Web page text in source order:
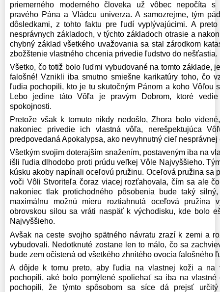
priemerného moderného človeka už vôbec nepočíta s
pravého Pána a Vládcu univerza. A samozrejme, tým
dôsledkami, z tohto faktu pre ľudí vyplývajúcimi. A
nesprávnych základoch, v týchto základoch otrasie a
chybný základ všetkého uvažovania sa stal zárodkom
zbožštenie vlastného chcenia privedie ľudstvo do nešťastia.
Všetko, čo totiž bolo ľuďmi vybudované na tomto základe,
falošné! Vznikli iba smutno smiešne karikatúry toho, čo
ľudia pochopili, kto je tu skutočným Pánom a koho Vôľou
Lebo jedine táto Vôľa je pravým Dobrom, ktoré
spokojnosti.
Pretože však k tomuto nikdy nedošlo, Zhora bolo
nakoniec privedie ich vlastná vôľa, nerešpektujúca
predpovedaná Apokalypsa, ako nevyhnutný cieľ nesprávnej
Všetkým svojim doterajším snažením, postaveným iba na
išli ľudia dlhodobo proti prúdu veľkej Vôle Najvyššieho.
kúsku akoby napínali oceľovú pružinu. Oceľová pružina sa
voči Vôli Stvoriteľa čoraz viacej rozťahovala, čím sa ale
nakoniec tlak protichodného pôsobenia bude taký
maximálnu možnú mieru roztiahnutá oceľová
obrovskou silou sa vráti naspäť k východisku, kde bolo
Najvyššieho.
Avšak na ceste svojho spätného návratu zrazí k zemi a
vybudovali. Nedotknuté zostane len to málo, čo sa
bude zem očistená od všetkého zhnitého ovocia falošného
A dôjde k tomu preto, aby ľudia na vlastnej koži a na
pochopili, aké bolo pomýlené spoliehať sa iba na
pochopili, že týmto spôsobom sa síce dá prejsť